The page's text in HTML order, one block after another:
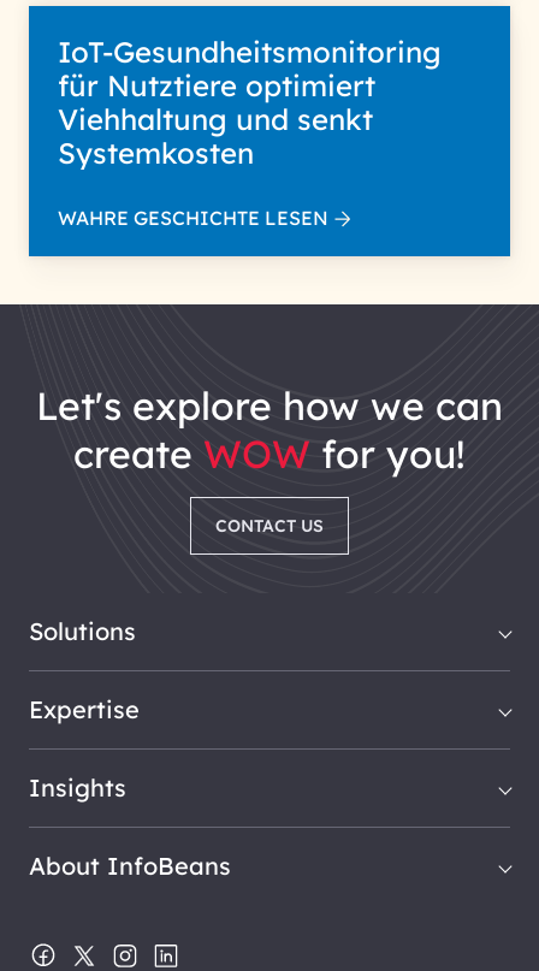
IoT-Gesundheitsmonitoring
für Nutztiere optimiert
Viehhaltung und senkt
Systemkosten
WAHRE GESCHICHTE LESEN
let's explore how we can
create WOW for you!
CONTACT US
Solutions
Expertise
Insights
About InfoBeans